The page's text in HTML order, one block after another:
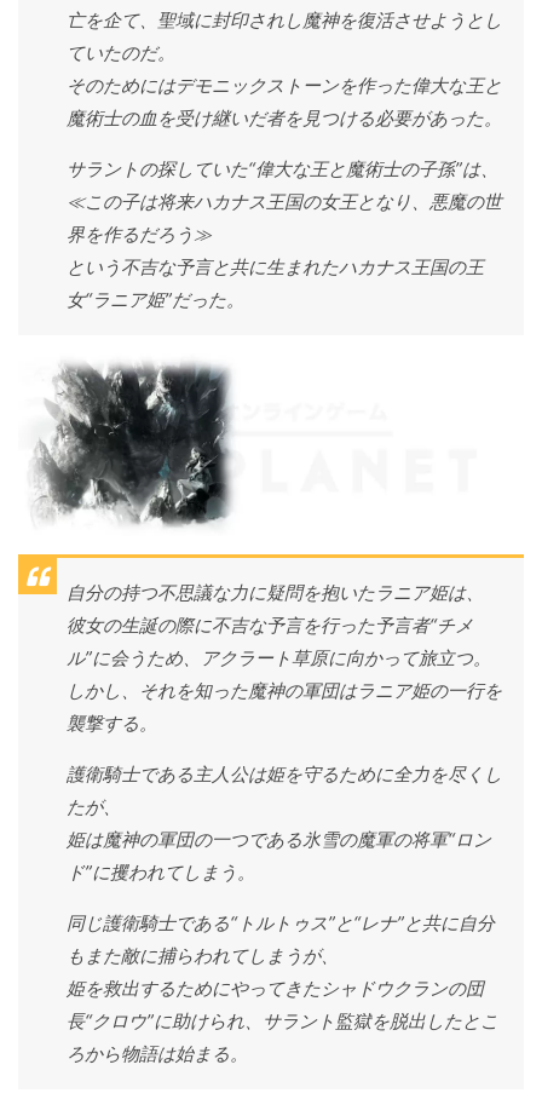
亡を企て、聖域に封印されし魔神を復活させようとし
ていたのだ。
そのためにはデモニックストーンを作った偉大な王と
魔術士の血を受け継いだ者を見つける必要があった。
サラントの探していた“偉大な王と魔術士の子孫”は、
≪この子は将来ハカナス王国の女王となり、悪魔の世
界を作るだろう≫
という不吉な予言と共に生まれたハカナス王国の王
女“ラニア姫”だった。
自分の持つ不思議な力に疑問を抱いたラニア姫は、
彼女の生誕の際に不吉な予言を行った予言者“チメ
ル”に会うため、アクラート草原に向かって旅立つ。
しかし、それを知った魔神の軍団はラニア姫の一行を
襲撃する。
護衛騎士である主人公は姫を守るために全力を尽くし
たが、
姫は魔神の軍団の一つである氷雪の魔軍の将軍“ロン
ド”に攫われてしまう。
同じ護衛騎士である“トルトゥス”と“レナ”と共に自分
もまた敵に捕らわれてしまうが、
姫を救出するためにやってきたシャドウクランの団
長“クロウ”に助けられ、サラント監獄を脱出したとこ
ろから物語は始まる。